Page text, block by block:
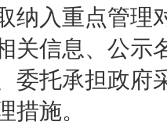
纳入重点管理
关信息、公示
委托承担政府
措施。